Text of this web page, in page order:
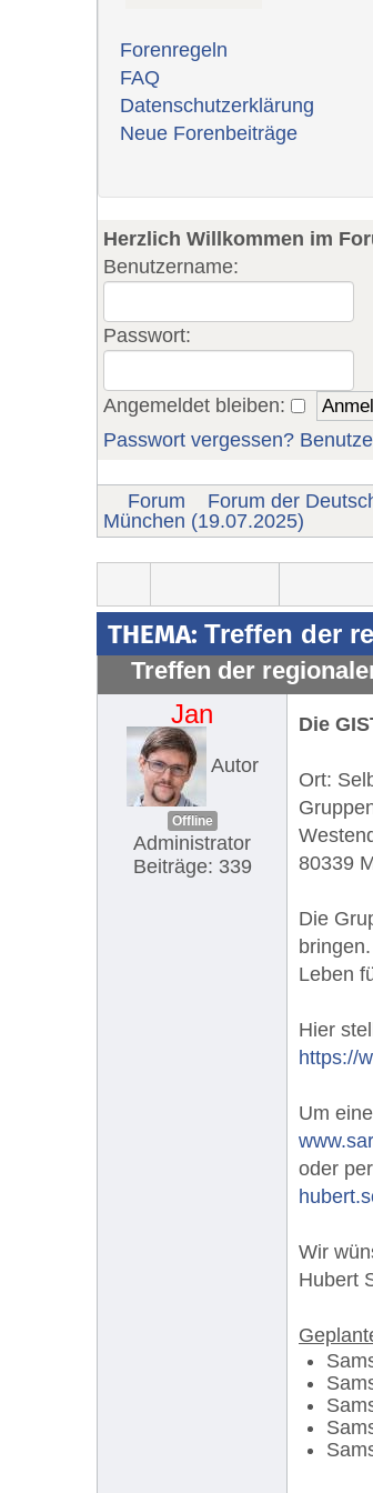
Forenregeln
FAQ
Datenschutzerklärung
Neue Forenbeiträge
Herzlich Willkommen im
Benutzername:
Passwort:
Angemeldet bleiben:
Passwort vergessen?
Forum Forum der
München (19.07.2025)
THEMA: Treffen der
Treffen der
Jan
Autor
Offline
Administrator
Beiträge: 339
Die
Ort:
80339
Die
Leben
Hier
https://
Um
oder
Wir
Hubert